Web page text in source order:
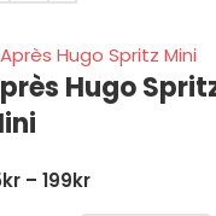
Hugo
kr – 199kr